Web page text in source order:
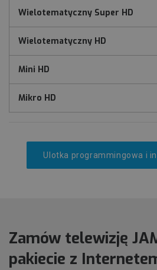
Wielotematyczny Super HD
Wielotematyczny HD
Mini HD
Mikro HD
Ulotka programmingowa i
Zamów telewizję
pakiecie z